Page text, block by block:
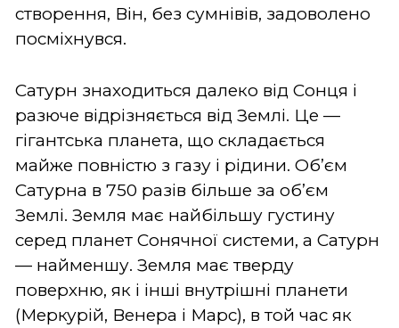
створення, Він, без сумнівів, задоволено
посміхнувся.
Сатурн знаходиться далеко від Сонця і
разюче відрізняється від Землі. Це —
гігантська планета, що складається
майже повністю з газу і рідини. Об’єм
Сатурна в 750 разів більше за об’єм
Землі. Земля має найбільшу густину
серед планет Сонячної системи, а Сатурн
— найменшу. Земля має тверду
поверхню, як і інші внутрішні планети
(Меркурій, Венера і Марс), в той час як